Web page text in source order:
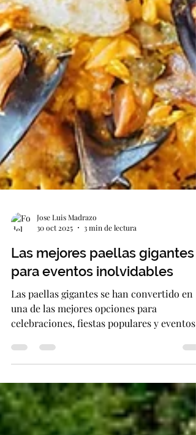
Jose Luis Madrazo
30 oct 2025
3 min de lectura
Las mejores paellas gigantes
para eventos inolvidables
Las paellas gigantes se han convertido en
una de las mejores opciones para
cientos de personas alrededor de un plato
tradicional, lleno de sabor y tradición, las
hace únicas. Si buscas un servicio de paella
para eventos, sigue leyendo y descubre por